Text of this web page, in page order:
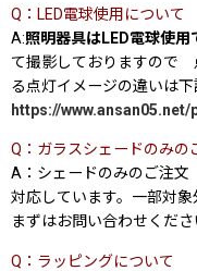
Q：LED電球使用について
A:照明器具はLED電球使
て撮影しておりますので
る点灯イメージの違いは下
https://www.ansan05.net/
Q：ガラスシェードのみ
A：シェードのみのご注
対応しています。一部対象
まずはお問い合わせくださ
Q：ラッピングについて